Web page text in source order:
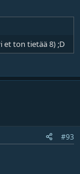
et ton tietää 8) ;D
#93